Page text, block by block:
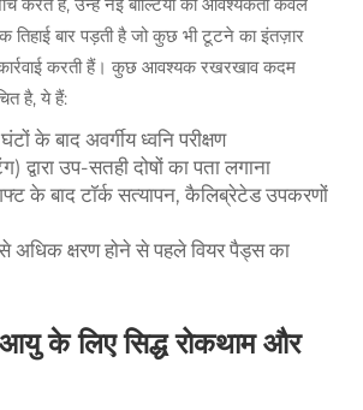
तिहाई बार पड़ती है जो कुछ भी टूटने का इंतज़ार
करती हैं। कुछ आवश्यक रखरखाव कदम
है, ये हैं:
के बाद अवर्गीय ध्वनि परीक्षण
द्वारा उप-सतही दोषों का पता लगाना
के बाद टॉर्क सत्यापन, कैलिब्रेटेड उपकरणों
अधिक क्षरण होने से पहले वियर पैड्स का
आयु के लिए सिद्ध रोकथाम और